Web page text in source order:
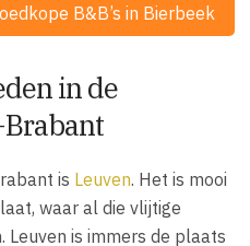
B&B’s in Bierbeek
in de
is Leuven. Het is mooi
waar al die vlijtige
is immers de plaats